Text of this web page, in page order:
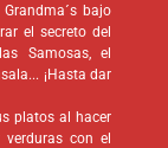
bajo
el secreto del
Samosas, el
¡Hasta dar
platos al hacer
con el